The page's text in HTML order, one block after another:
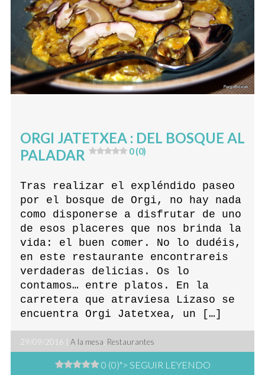
ORGI JATETXEA : DEL BOSQUE AL
PALADAR
0 (0)
Tras realizar el expléndido paseo
por el bosque de Orgi, no hay nada
como disponerse a disfrutar de uno
de esos placeres que nos brinda la
vida: el buen comer. No lo dudéis,
en este restaurante encontrareis
verdaderas delicias. Os lo
contamos… entre platos. En la
carretera que atraviesa Lizaso se
encuentra Orgi Jatetxea, un […]
29/09/2016 |A la mesa, Restaurantes
0 (0)"> SEGUIR LEYENDO